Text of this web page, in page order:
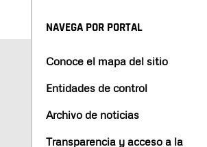
NAVEGA POR PORTAL
Conoce el mapa del sitio
Entidades de control
Archivo de noticias
Transparencia y acceso a la